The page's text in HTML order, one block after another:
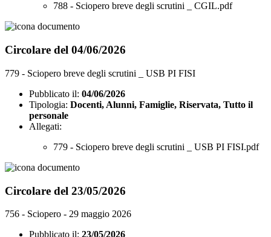
788 - Sciopero breve degli scrutini _ CGIL.pdf
Circolare del 04/06/2026
779 - Sciopero breve degli scrutini _ USB PI FISI
Pubblicato il: 04/06/2026
Tipologia: Docenti, Alunni, Famiglie, Riservata, Tutto il
personale
Allegati:
779 - Sciopero breve degli scrutini _ USB PI FISI.pdf
Circolare del 23/05/2026
756 - Sciopero - 29 maggio 2026
Pubblicato il: 23/05/2026